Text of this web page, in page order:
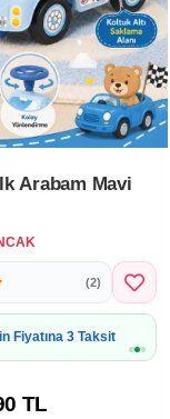
Arabam Mavi
(2)
Paketine Uygun
TL